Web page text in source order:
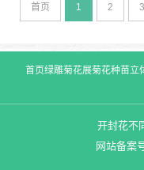
首页 1 2 3
首页绿雕菊花展菊花种苗立
开封花不
网站备案